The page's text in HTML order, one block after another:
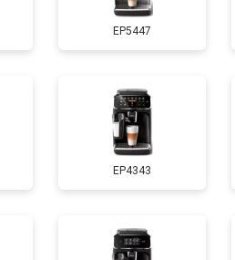
EP5447
EP4343